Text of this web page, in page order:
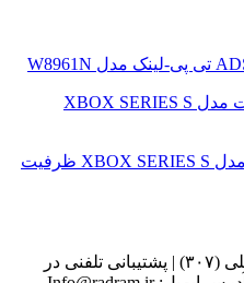
کنسول بازی مایکروسافت مدل XBOX SERIES S ظرفیت
| پشتیبانی تلفنی در